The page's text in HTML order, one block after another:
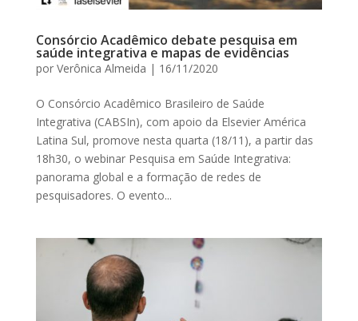
Consórcio Acadêmico debate pesquisa em
saúde integrativa e mapas de evidências
por Verônica Almeida | 16/11/2020
O Consórcio Acadêmico Brasileiro de Saúde
Integrativa (CABSIn), com apoio da Elsevier América
Latina Sul, promove nesta quarta (18/11), a partir das
18h30, o webinar Pesquisa em Saúde Integrativa:
panorama global e a formação de redes de
pesquisadores. O evento...